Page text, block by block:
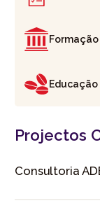
Projectos
Consultoria